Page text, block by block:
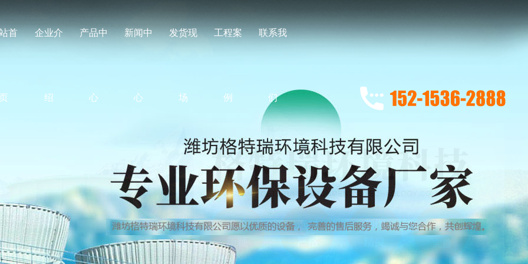
首 企业介
绍
产品中
心
新闻中
心
发货现
场
工程案
例
联系我
们